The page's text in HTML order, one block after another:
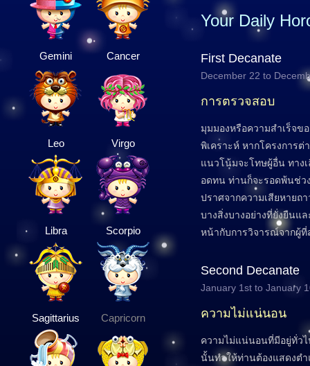
Gemini Cancer
Leo Virgo
Libra Scorpio
Sagittarius Capricorn
Your Daily
First Decanate
December 22 to
การตรวจสอบ
มุมมองหรือความสำเร็จข
พิเคราะห์ หากโครงการ
แนวโน้มจะโทษผู้อื่น ทาง
อดทน ท่านก็จะรอดพ้นช่ว
ปราศจากความเสียหายถ
บางสิ่งบางอย่างที่ยั่งยืนแ
หน้ากับการวิจารณ์จากผู้ที่
Second Decanate
January 1st to January
ความไม่แน่นอน
ความไม่แน่นอนที่มีอยู่ทั่ว
นั้นทำให้ท่านต้องแสดงต